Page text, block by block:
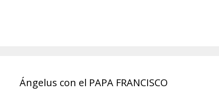
Ángelus con el PAPA FRANCISCO